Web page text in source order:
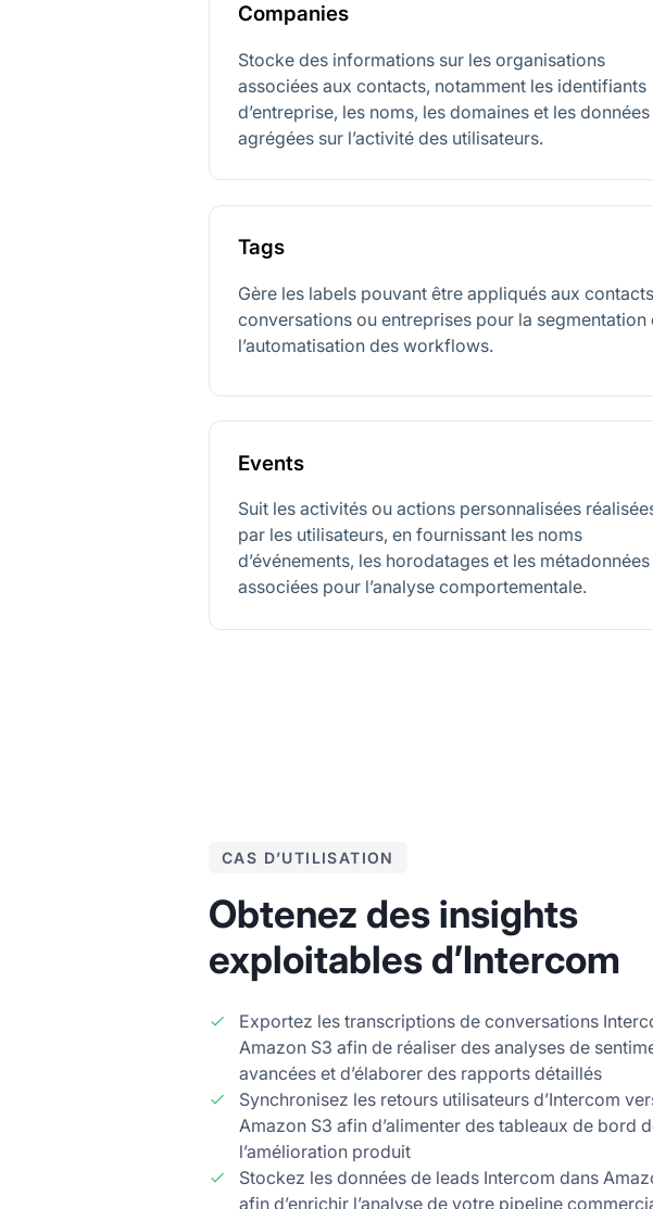
Companies
Stocke des informations sur les organisations
associées aux contacts, notamment les identifiants
d’entreprise, les noms, les domaines et les données
agrégées sur l’activité des utilisateurs.
Tags
Gère les labels pouvant être appliqués aux
conversations ou entreprises pour la segmentation
l’automatisation des workflows.
Events
Suit les activités ou actions personnalisées
par les utilisateurs, en fournissant les noms
d’événements, les horodatages et les métadonnées
associées pour l’analyse comportementale.
CAS D’UTILISATION
Obtenez des insights
exploitables d’Intercom
Exportez les transcriptions de conversations
Amazon S3 afin de réaliser des analyses de
avancées et d’élaborer des rapports détaillés
Synchronisez les retours utilisateurs d’Intercom
Amazon S3 afin d’alimenter des tableaux de bord
l’amélioration produit
Stockez les données de leads Intercom dans
afin d’enrichir l’analyse de votre pipeline